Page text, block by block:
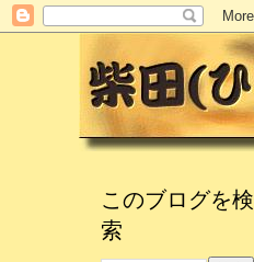
このブログを検
索